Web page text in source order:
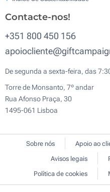
Contacte-nos!
+351 800 450 156
De segunda a sexta-feira, das
Torre de Monsanto, 7º andar
Rua Afonso Praça, 30
1495-061 Lisboa
Sobre nós Apoio ao
Avisos legais
Política de cookies